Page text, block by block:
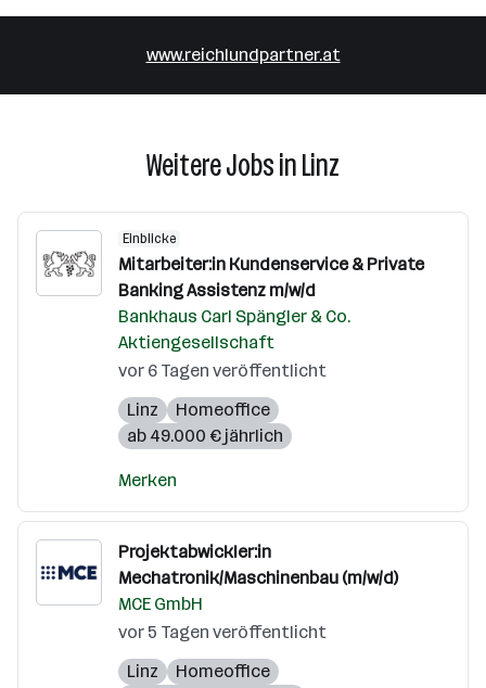
www.reichlundpartner.at
Weitere Jobs in Linz
Einblicke
Mitarbeiter:in Kundenservice & Private
Banking Assistenz m/w/d
Bankhaus Carl Spängler & Co.
Aktiengesellschaft
vor 6 Tagen veröffentlicht
Linz
Homeoffice
ab 49.000 € jährlich
Merken
Projektabwickler:in
Mechatronik/Maschinenbau (m/w/d)
MCE GmbH
vor 5 Tagen veröffentlicht
Linz
Homeoffice